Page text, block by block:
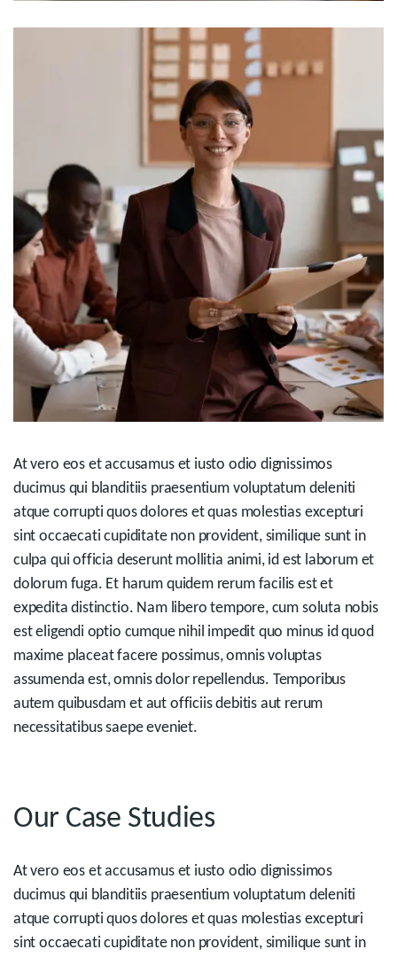
At vero eos et accusamus et iusto odio dignissimos
ducimus qui blanditiis praesentium voluptatum deleniti
atque corrupti quos dolores et quas molestias excepturi
sint occaecati cupiditate non provident, similique sunt in
culpa qui officia deserunt mollitia animi, id est laborum et
dolorum fuga. Et harum quidem rerum facilis est et
expedita distinctio. Nam libero tempore, cum soluta nobis
est eligendi optio cumque nihil impedit quo minus id quod
maxime placeat facere possimus, omnis voluptas
assumenda est, omnis dolor repellendus. Temporibus
autem quibusdam et aut officiis debitis aut rerum
necessitatibus saepe eveniet.
Our Case Studies
At vero eos et accusamus et iusto odio dignissimos
ducimus qui blanditiis praesentium voluptatum deleniti
atque corrupti quos dolores et quas molestias excepturi
sint occaecati cupiditate non provident, similique sunt in